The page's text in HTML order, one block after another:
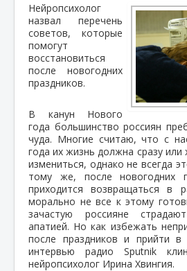
Нейропсихолог
назвал перечень
советов, которые
помогут
восстановиться
после новогодних
праздников.
В канун Нового
года большинство россиян
чуда. Многие считаю, что с
года их жизнь должна сразу
измениться, однако не всегда
тому же, после новогодних
приходится возвращаться в
морально не все к этому
зачастую россияне
апатией. Но как избежать
после праздников и прийти в
интервью радио Sputnik
нейропсихолог Ирина Хвингия.